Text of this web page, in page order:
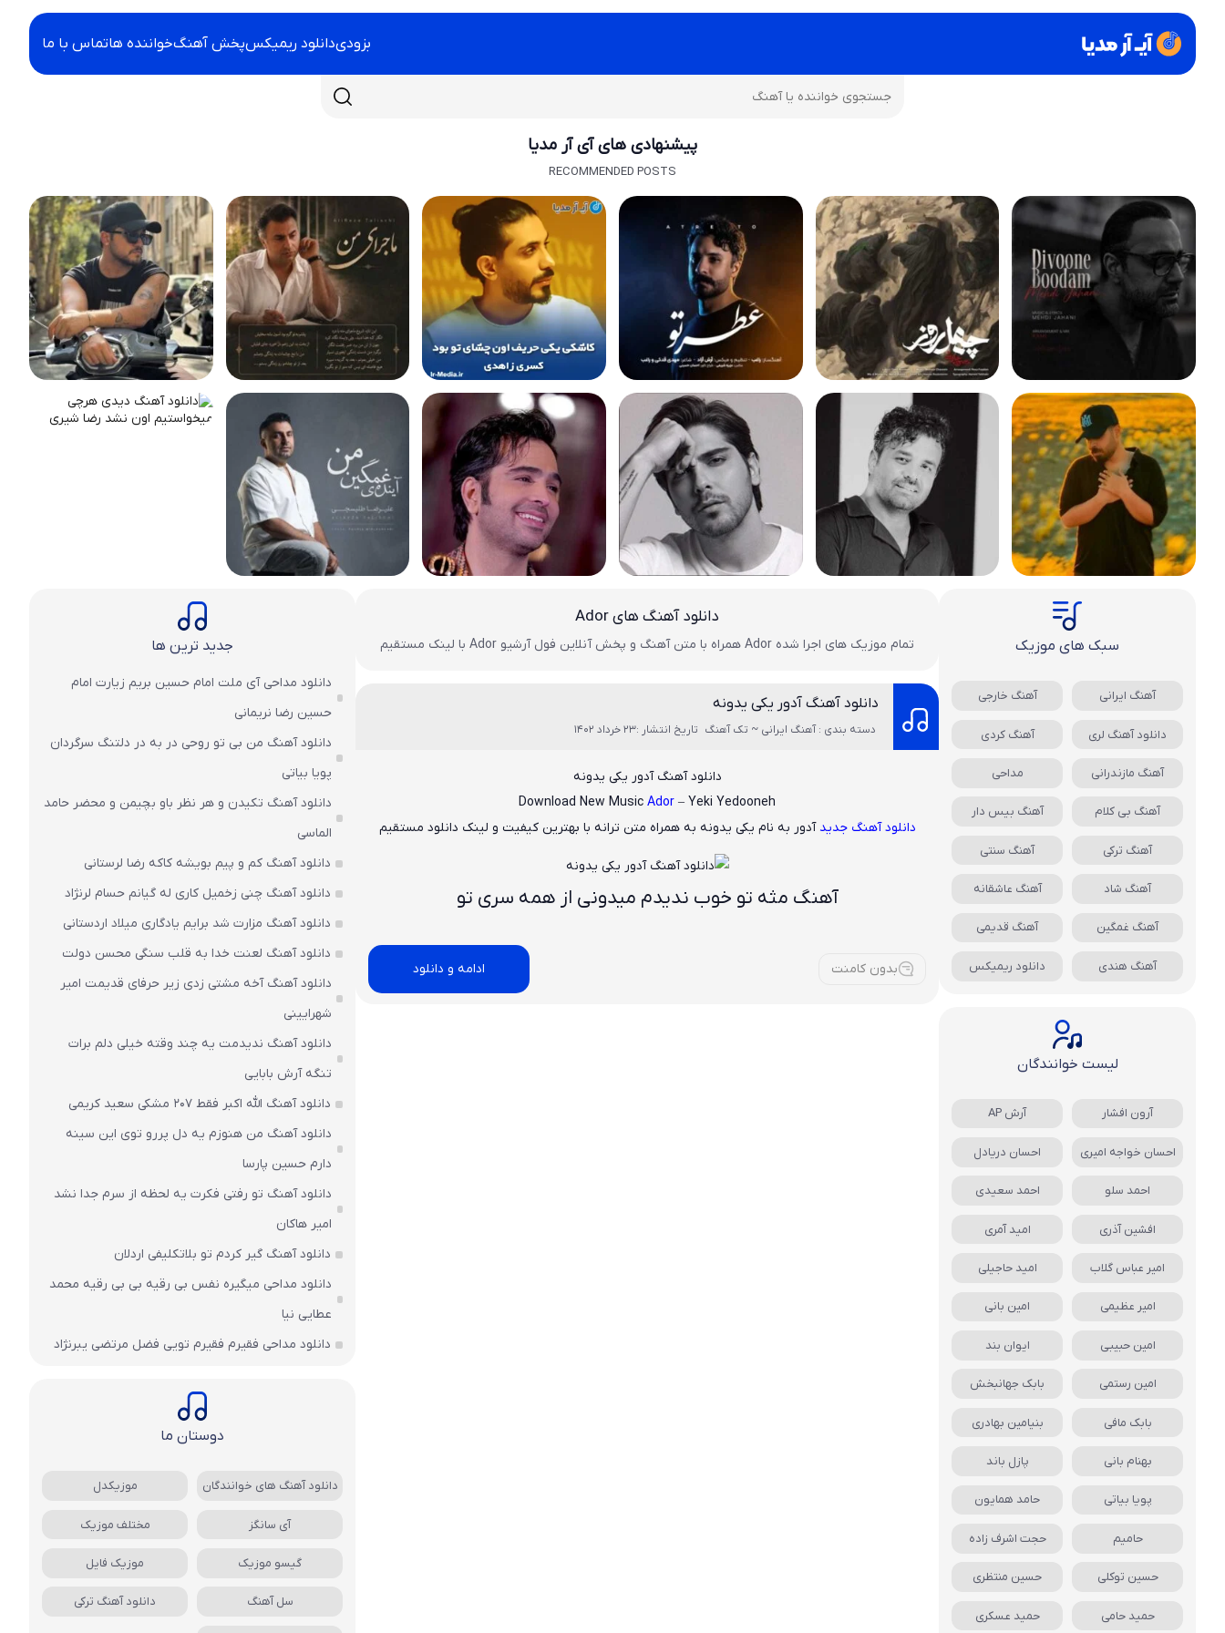
بزودیدانلود ریمیکسپخش آهنگخواننده هاتماس با ما
پیشنهادی های آی آر مدیا
RECOMMENDED POSTS
دانلود آهنگ های Ador
تمام موزیک های اجرا شده Ador همراه با متن آهنگ و پخش آنلاین فول آرشیو Ador با لینک مستقیم
دانلود آهنگ آدور یکی یدونه
دسته بندی : آهنگ ایرانی ~ تک آهنگ تاریخ انتشار :23 خرداد 1402
دانلود آهنگ آدور یکی یدونه
Download New Music Ador– Yeki Yedooneh
دانلود آهنگ جدید آدور به نام یکی یدونه به همراه متن ترانه با بهترین کیفیت و لینک دانلود مستقیم
آهنگ مثه تو خوب ندیدم میدونی از همه سری تو
بدون کامنت ادامه و دانلود
سبک های موزیک
آهنگ ایرانی آهنگ خارجی
دانلود آهنگ لری آهنگ کردی
آهنگ مازندرانی مداحی
آهنگ بی کلام آهنگ بیس دار
آهنگ ترکی آهنگ سنتی
آهنگ شاد آهنگ عاشقانه
آهنگ غمگین آهنگ قدیمی
آهنگ هندی دانلود ریمیکس
لیست خوانندگان
آرون افشار آرش AP
احسان خواجه امیری احسان دریادل
احمد سلو احمد سعیدی
افشین آذری امید آمری
امیر عباس گلاب امید حاجیلی
امیر عظیمی امین بانی
امین حبیبی ایوان بند
امین رستمی بابک جهانبخش
بابک مافی بنیامین بهادری
بهنام بانی پازل باند
پویا بیاتی حامد همایون
حامیم حجت اشرف زاده
حسین توکلی حسین منتظری
حمید حامی حمید عسکری
جدید ترین ها
دانلود مداحی آی ملت امام حسین بریم زیارت امام
حسین رضا نریمانی
دانلود آهنگ من بی تو روحی در به در دلتنگ سرگردان
پویا بیاتی
دانلود آهنگ تکیدن و هر نظر باو بچیمن و محضر حامد
الماسی
دانلود آهنگ کم و پیم بویشه کاکه رضا لرستانی
دانلود آهنگ چنی زخمیل کاری له گیانم حسام لرنژاد
دانلود آهنگ مزارت شد برایم یادگاری میلاد اردستانی
دانلود آهنگ لعنت خدا به قلب سنگی محسن دولت
دانلود آهنگ آخه مشتی زدی زیر حرفای قدیمت امیر
شهرایینی
دانلود آهنگ ندیدمت یه چند وقته خیلی دلم برات
تنگه آرش بابایی
دانلود آهنگ الله اکبر فقط 207 مشکی سعید کریمی
دانلود آهنگ من هنوزم یه دل پررو توی این سینه
دارم حسین پارسا
دانلود آهنگ تو رفتی فکرت یه لحظه از سرم جدا نشد
امیر هاکان
دانلود آهنگ گیر کردم تو بلاتکلیفی اردلان
دانلود مداحی میگیره نفس بی رقیه بی بی رقیه محمد
عطایی نیا
دانلود مداحی فقیرم فقیرم تویی فضل مرتضی یبرنژاد
دوستان ما
دانلود آهنگ های خوانندگان موزیکدل
آی سانگز مختلف موزیک
گیسو موزیک موزیک فایل
سل آهنگ دانلود آهنگ ترکی